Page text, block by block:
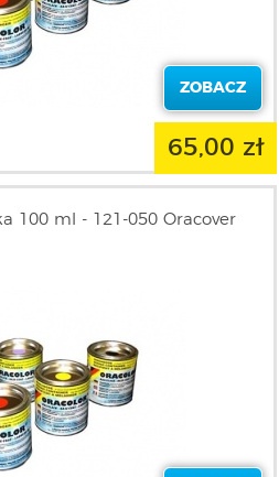
ZOBACZ
65,00 zł
100 ml - 121-050 Oracover